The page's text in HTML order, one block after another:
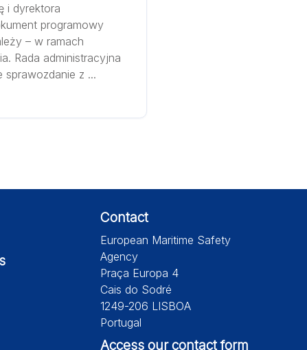
i dyrektora
programowy
– w ramach
Rada administracyjna
z ...
Contact
European Maritime Safety
Agency
Praça Europa 4
Cais do Sodré
1249-206 LISBOA
Portugal
Access our contact form